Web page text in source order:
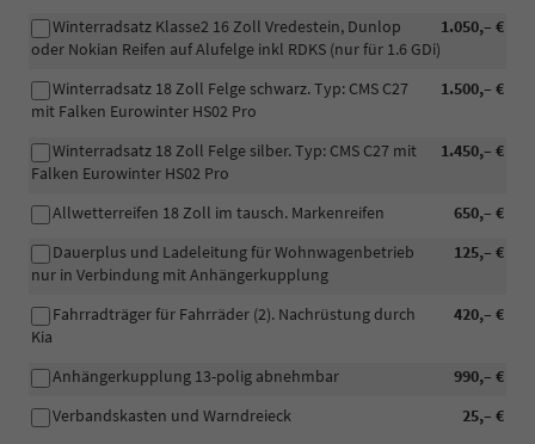
1.050,– €
Winterradsatz Klasse2 16 Zoll Vredestein, Dunlop
oder Nokian Reifen auf Alufelge inkl RDKS (nur für 1.6 GDi)
1.500,– €
Winterradsatz 18 Zoll Felge schwarz. Typ: CMS C27
mit Falken Eurowinter HS02 Pro
1.450,– €
Winterradsatz 18 Zoll Felge silber. Typ: CMS C27 mit
Falken Eurowinter HS02 Pro
650,– €
Allwetterreifen 18 Zoll im tausch. Markenreifen
125,– €
Dauerplus und Ladeleitung für Wohnwagenbetrieb
nur in Verbindung mit Anhängerkupplung
420,– €
Fahrradträger für Fahrräder (2). Nachrüstung durch
Kia
990,– €
Anhängerkupplung 13-polig abnehmbar
25,– €
Verbandskasten und Warndreieck